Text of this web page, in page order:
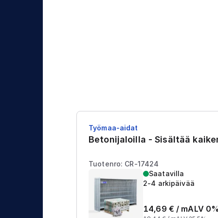
Työmaa-aidat
Betonijaloilla - Sisältää
Tuotenro: CR-17424
Saatavilla
2-4 arkipäivää
14,69 € / mALV 0%